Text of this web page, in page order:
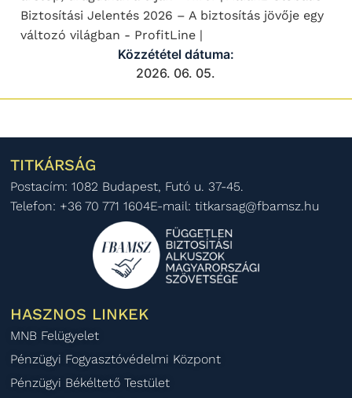
Biztosítási Jelentés 2026 – A biztosítás jövője egy
változó világban - ProfitLine |
Közzététel dátuma:
2026. 06. 05.
TITKÁRSÁG
Postacím: 1082 Budapest, Futó u. 37-45.
Telefon: +36 70 771 1604E-mail: titkarsag@fbamsz.hu
HASZNOS LINKEK
MNB Felügyelet
Pénzügyi Fogyasztóvédelmi Központ
Pénzügyi Békéltető Testület